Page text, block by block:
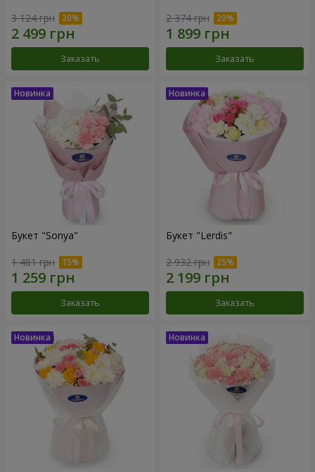
3 124 грн
Заказать
2 374 грн
Заказать
Букет "Sonya"
1 481 грн
Заказать
Букет "Lerdis"
2 932 грн
Заказать